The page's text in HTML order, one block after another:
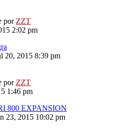
por ZZT
2:02 pm
20, 2015 8:39 pm
por ZZT
1:46 pm
800 EXPANSION
23, 2015 10:02 pm